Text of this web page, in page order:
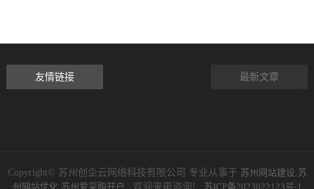
友情链接 最新文章
Copyright© 苏州创企云网络科技有限公司 专业从事于 苏州网站建设, 苏
州网站优化 苏州爱采购开户 , 欢迎来电咨询! 苏ICP备2023022123号-1